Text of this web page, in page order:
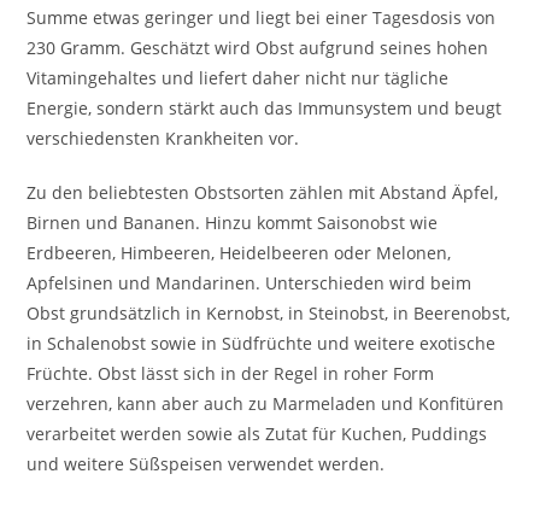
Summe etwas geringer und liegt bei einer Tagesdosis von
230 Gramm. Geschätzt wird Obst aufgrund seines hohen
Vitamingehaltes und liefert daher nicht nur tägliche
Energie, sondern stärkt auch das Immunsystem und beugt
verschiedensten Krankheiten vor.
Zu den beliebtesten Obstsorten zählen mit Abstand Äpfel,
Birnen und Bananen. Hinzu kommt Saisonobst wie
Erdbeeren, Himbeeren, Heidelbeeren oder Melonen,
Apfelsinen und Mandarinen. Unterschieden wird beim
Obst grundsätzlich in Kernobst, in Steinobst, in Beerenobst,
in Schalenobst sowie in Südfrüchte und weitere exotische
Früchte. Obst lässt sich in der Regel in roher Form
verzehren, kann aber auch zu Marmeladen und Konfitüren
verarbeitet werden sowie als Zutat für Kuchen, Puddings
und weitere Süßspeisen verwendet werden.